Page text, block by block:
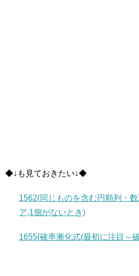
◆↓も見ておきたい↓◆
1562(同じものを含む円順列・
ア,1個がないとき)
1655(確率漸化式(最初に注目～